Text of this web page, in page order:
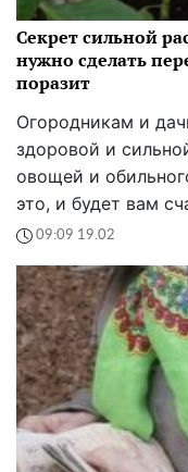
Секрет сильной
нужно сделать
поразит
Огородникам и
здоровой и
овощей и
это, и будет вам
09:09 19.02